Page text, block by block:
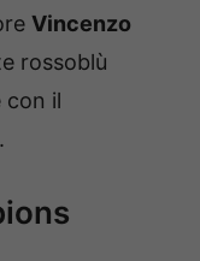
Vincenzo
rossoblù
con il
.